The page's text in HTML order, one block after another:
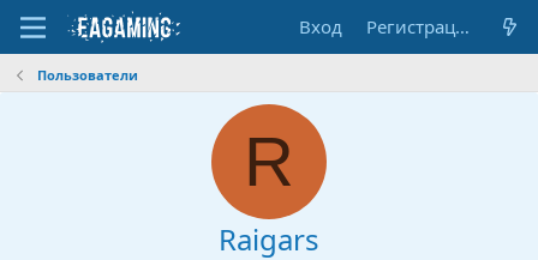
Вход Регистрация
Пользователи
R
Raigars